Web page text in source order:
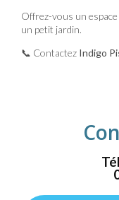
Offrez-vous un
un petit jardin.
📞 Contactez Indigo